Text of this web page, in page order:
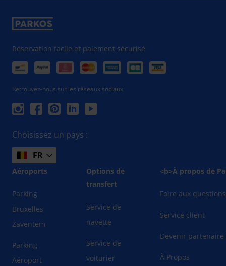
Réservation facile et paiement sécurisé
Retrouvez-nous sur les réseaux sociaux
Choisissez un pays :
FR
Aéroports
Parking
Bruxelles
Zaventem
Parking
Aéroport
Options de
transfert
Service de
navette
Service de
voiturier
<b>À propos de
Foire aux questions
Service client
Devenir partenaire
À Propos